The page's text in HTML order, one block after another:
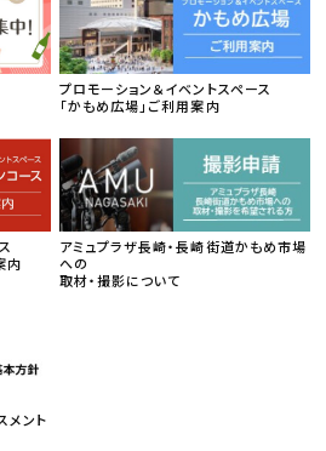
プロモーション＆イベントスペース
「かもめ広場」ご利用案内
内
アミュプラザ長崎・長崎街道かもめ市場
への
取材・撮影について
メント